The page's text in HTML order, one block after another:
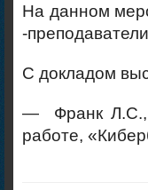
На данном
-
С докладом
— Франк Л.С.,
работе,